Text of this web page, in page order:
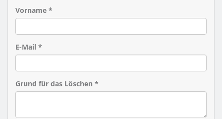
Vorname *
E-Mail *
Grund für das Löschen *